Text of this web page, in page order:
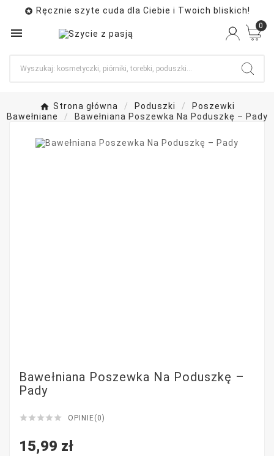
 Ręcznie szyte cuda dla Ciebie i Twoich bliskich!

0
Strona główna Poduszki
Poszewki
Bawełniane
Bawełniana Poszewka Na Poduszkę – Pady
Bawełniana Poszewka Na Poduszkę –
Pady
     OPINIE(0)
15,99 zł